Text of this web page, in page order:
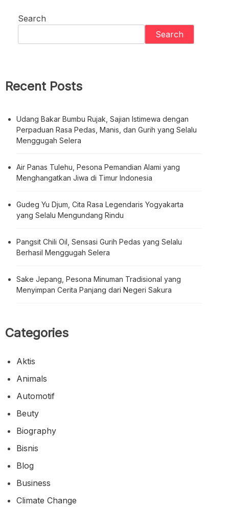
Search
Search
Recent Posts
Udang Bakar Bumbu Rujak, Sajian Istimewa dengan
Perpaduan Rasa Pedas, Manis, dan Gurih yang Selalu
Menggugah Selera
Air Panas Tulehu, Pesona Pemandian Alami yang
Menghangatkan Jiwa di Timur Indonesia
Gudeg Yu Djum, Cita Rasa Legendaris Yogyakarta
yang Selalu Mengundang Rindu
Pangsit Chili Oil, Sensasi Gurih Pedas yang Selalu
Berhasil Menggugah Selera
Sake Jepang, Pesona Minuman Tradisional yang
Menyimpan Cerita Panjang dari Negeri Sakura
Categories
Aktis
Animals
Automotif
Beuty
Biography
Bisnis
Blog
Business
Climate Change